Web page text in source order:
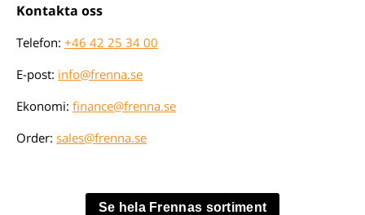
Kontakta oss
Telefon: +46 42 25 34 00
E-post: info@frenna.se
Ekonomi: finance@frenna.se
Order: sales@frenna.se
Se hela Frennas sortiment